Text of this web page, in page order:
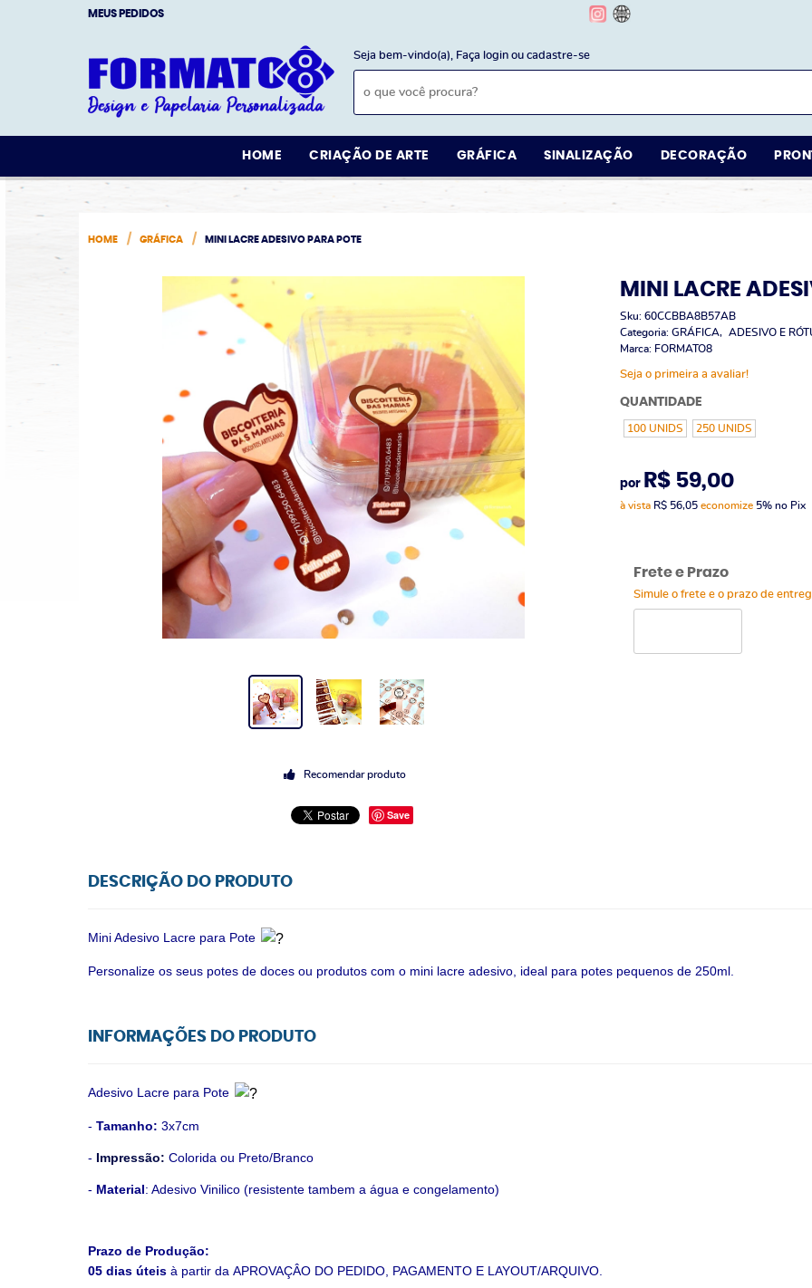
MEUS PEDIDOS
Seja bem-vindo(a), Faça login ou cadastre-se
HOME CRIAÇÃO DE ARTE GRÁFICA SINALIZAÇÃO DECORAÇÃO
HOME GRÁFICA MINI LACRE ADESIVO PARA POTE
Recomendar produto
Save
MINI LACRE
Sku: 60CCBBA8B57AB
Categoria: GRÁFICA
ADESIVO E
Marca: FORMATO8
Seja o primeira a avaliar!
QUANTIDADE
100 UNIDS 250 UNIDS
por R$ 59,00
à vista R$ 56,05economize 5% no Pix
Frete e Prazo
Simule o frete e o prazo de
DESCRIÇÃO DO PRODUTO
Mini Adesivo Lacre para Pote
Personalize os seus potes de doces ou produtos com o mini lacre adesivo, ideal para potes pequenos de 250ml.
INFORMAÇÕES DO PRODUTO
Adesivo Lacre para Pote
- Tamanho: 3x7cm
- Impressão: Colorida ou Preto/Branco
- Material: Adesivo Vinilico (resistente tambem a água e congelamento)
Prazo de Produção:
05 dias úteis à partir da APROVAÇÂO DO PEDIDO, PAGAMENTO E LAYOUT/ARQUIVO.